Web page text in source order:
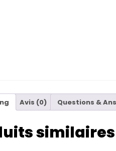
Avis (0) Questions &
similaires